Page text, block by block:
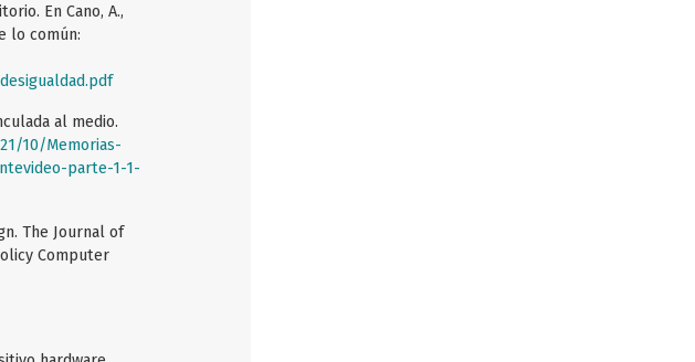
En Cano, A.,
lo común:
al medio.
10/Memorias-
parte-1-1-
The Journal of
Computer